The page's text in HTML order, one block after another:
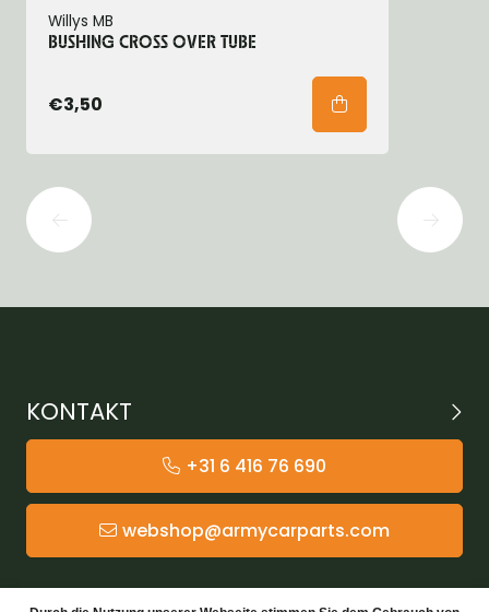
Willys MB
BUSHING CROSS OVER TUBE
€3,50
KONTAKT
+31 6 416 76 690
webshop@armycarparts.com
KATEGORIEN